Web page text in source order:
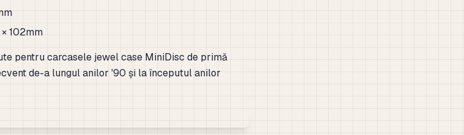
102mm
pentru carcasele jewel case MiniDisc de primă
de-a lungul anilor '90 și la începutul anilor